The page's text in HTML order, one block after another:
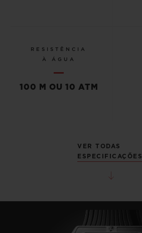
RESISTÊNCIA
À ÁGUA
100 M OU 10 ATM
VER TODAS
ESPECIFICAÇÕES